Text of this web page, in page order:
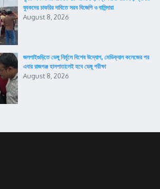
যুবকদের চাকরির দাবিতে সরব বিজেপি ও বাসিন্দারা
August 8, 2026
জলপাইগুড়িতে ডেঙ্গু নির্মূলে বিশেষ উদ্যোগ, মেডিক্যাল কলেজের পর
এবার রাজগঞ্জ হাসপাতালেই হবে ডেঙ্গু পরীক্ষা
August 8, 2026